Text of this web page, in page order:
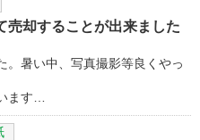
売却することが出来ました
。暑い中、写真撮影等良くやっ
ます…